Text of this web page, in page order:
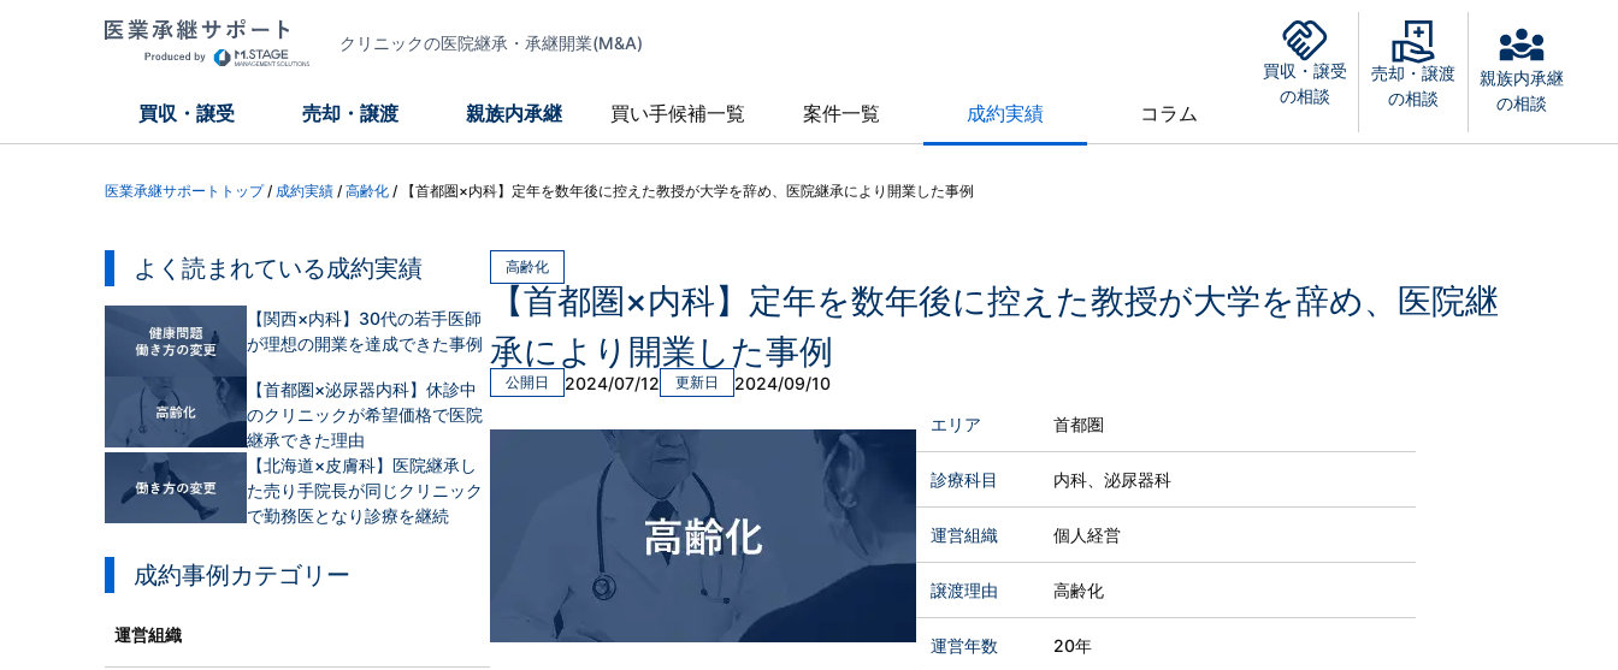
クリニックの医院継承・承継開業(M&A)
買収・譲受 売却・譲渡 親族内承継 買い手候補一覧 案件一覧 成約実績 コラム
買収・譲受
の相談
売却・譲渡
の相談
親族内承継
の相談
医業承継サポートトップ/ 成約実績 / 高齢化 / 【首都圏×内科】定年を数年後に控えた教授が大学を辞め、医院継承により開業した事例
よく読まれている成約実績
【関西×内科】30代の若手医師
が理想の開業を達成できた事例
【首都圏×泌尿器内科】休診中
のクリニックが希望価格で医院
継承できた理由
【北海道×皮膚科】医院継承し
た売り手院長が同じクリニック
で勤務医となり診療を継続
成約事例カテゴリー
運営組織
高齢化
【首都圏×内科】定年を数年後に控えた教授が大学を辞め、医院継
承により開業した事例
公開日 2024/07/12 更新日 2024/09/10
エリア 首都圏
診療科目 内科、泌尿器科
運営組織 個人経営
譲渡理由 高齢化
運営年数 20年